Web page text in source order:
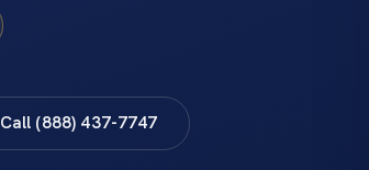
Call (888) 437-7747